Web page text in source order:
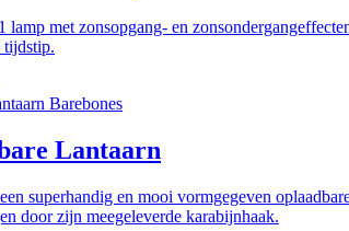
lamp met zonsopgang- en
tijdstip.
Barebones
Lantaarn
superhandig en mooi vormgegeven
door zijn meegeleverde karabijnhaak.